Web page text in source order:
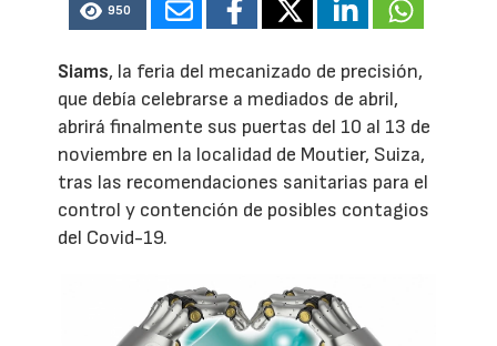
950
Siams, la feria del mecanizado de precisión,
que debía celebrarse a mediados de abril,
abrirá finalmente sus puertas del 10 al 13 de
noviembre en la localidad de Moutier, Suiza,
tras las recomendaciones sanitarias para el
control y contención de posibles contagios
del Covid-19.